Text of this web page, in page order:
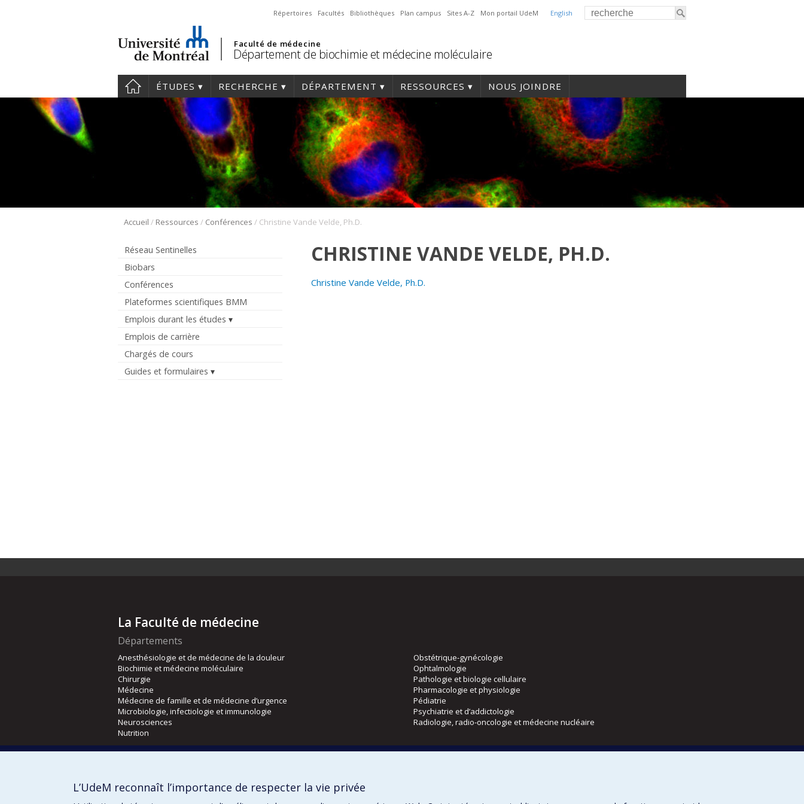
English
Répertoires Facultés Bibliothèques Plan campus Sites A-Z Mon portail UdeM
Faculté de médecine
Département de biochimie et médecine moléculaire
ÉTUDES RECHERCHE DÉPARTEMENT RESSOURCES NOUS JOINDRE
Accueil / Ressources / Conférences / Christine Vande Velde, Ph.D.
Réseau Sentinelles
Biobars
Conférences
Plateformes scientifiques BMM
Emplois durant les études
Emplois de carrière
Chargés de cours
Guides et formulaires
CHRISTINE VANDE VELDE, PH.D.
Christine Vande Velde, Ph.D.
La Faculté de médecine
Départements
Anesthésiologie et de médecine de la douleur
Biochimie et médecine moléculaire
Chirurgie
Médecine
Médecine de famille et de médecine d’urgence
Microbiologie, infectiologie et immunologie
Neurosciences
Nutrition
Obstétrique-gynécologie
Ophtalmologie
Pathologie et biologie cellulaire
Pharmacologie et physiologie
Pédiatrie
Psychiatrie et d’addictologie
Radiologie, radio-oncologie et médecine nucléaire
Orthophonie et audiologie
L’UdeM reconnaît l’importance de respecter la vie privée